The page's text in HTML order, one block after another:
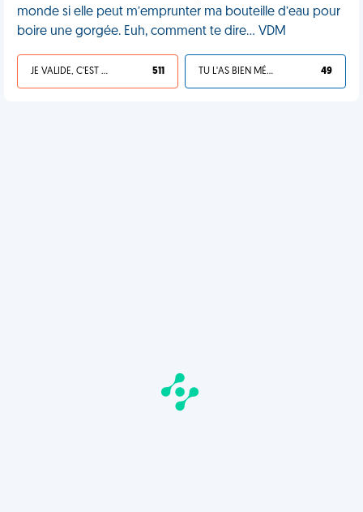
monde si elle peut m’emprunter ma bouteille d’eau pour
boire une gorgée. Euh, comment te dire... VDM
JE VALIDE, C'EST UNE VDM 511 TU L'AS BIEN MÉRITÉ 49